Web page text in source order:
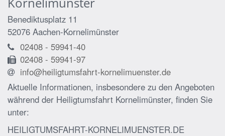
Benediktusplatz 11
52076 Aachen-Kornelimünster
02408 - 59941-40
02408 - 59941-97
info@heiligtumsfahrt-kornelimuenster.de
Aktuelle Informationen, insbesondere zu den Angeboten
während der Heiligtumsfahrt Kornelimünster, finden Sie
unter:
HEILIGTUMSFAHRT-KORNELIMUENSTER.DE